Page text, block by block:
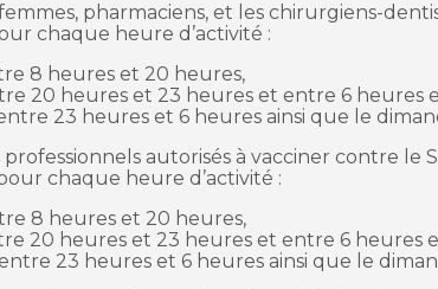
femmes, pharmaciens, et les chirurgiens-
chaque heure d’activité :
8 heures et 20 heures,
20 heures et 23 heures et entre 6 heures
23 heures et 6 heures ainsi que le
professionnels autorisés à vacciner contre le
chaque heure d’activité :
8 heures et 20 heures,
20 heures et 23 heures et entre 6 heures
23 heures et 6 heures ainsi que le